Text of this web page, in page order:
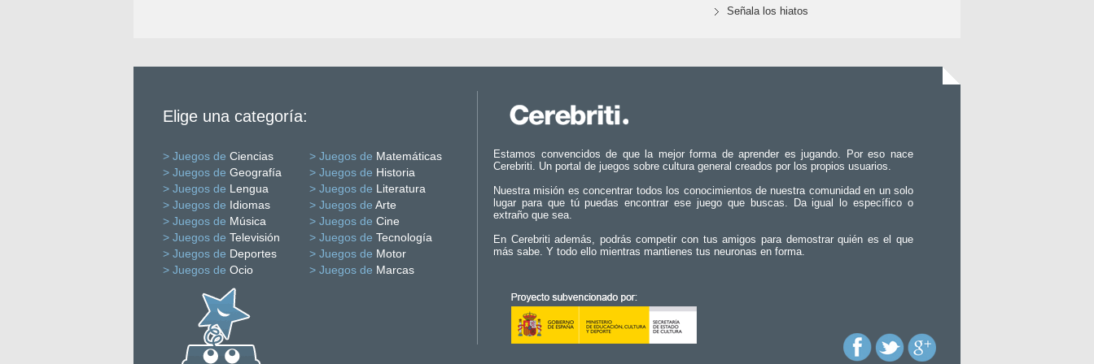
Señala los hiatos
Elige una categoría:
> Juegos de Ciencias > Juegos de Matemáticas
> Juegos de Geografía > Juegos de Historia
> Juegos de Lengua > Juegos de Literatura
> Juegos de Idiomas > Juegos de Arte
> Juegos de Música > Juegos de Cine
> Juegos de Televisión > Juegos de Tecnología
> Juegos de Deportes > Juegos de Motor
> Juegos de Ocio > Juegos de Marcas
Estamos convencidos de que la mejor forma de aprender es jugando. Por eso nace
Cerebriti. Un portal de juegos sobre cultura general creados por los propios usuarios.
Nuestra misión es concentrar todos los conocimientos de nuestra comunidad en un solo
lugar para que tú puedas encontrar ese juego que buscas. Da igual lo específico o
extraño que sea.
En Cerebriti además, podrás competir con tus amigos para demostrar quién es el que
más sabe. Y todo ello mientras mantienes tus neuronas en forma.